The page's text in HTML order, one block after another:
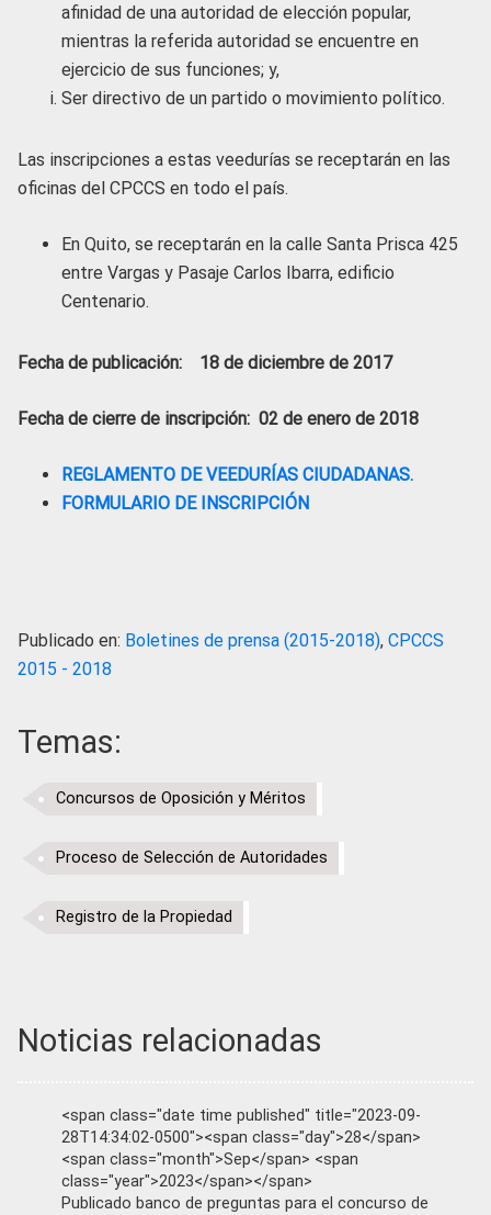
afinidad de una autoridad de elección popular,
mientras la referida autoridad se encuentre en
ejercicio de sus funciones; y,
Ser directivo de un partido o movimiento político.
Las inscripciones a estas veedurías se receptarán en las
oficinas del CPCCS en todo el país.
En Quito, se receptarán en la calle Santa Prisca 425
entre Vargas y Pasaje Carlos Ibarra, edificio
Centenario.
Fecha de publicación: 18 de diciembre de 2017
Fecha de cierre de inscripción: 02 de enero de 2018
REGLAMENTO DE VEEDURÍAS CIUDADANAS.
FORMULARIO DE INSCRIPCIÓN
Publicado en: Boletines de prensa (2015-2018), CPCCS
2015 - 2018
Temas:
Concursos de Oposición y Méritos
Proceso de Selección de Autoridades
Registro de la Propiedad
Noticias relacionadas
<span class="date time published" title="2023-09-
28T14:34:02-0500"><span class="day">28</span>
<span class="month">Sep</span> <span
class="year">2023</span></span>
Publicado banco de preguntas para el concurso de